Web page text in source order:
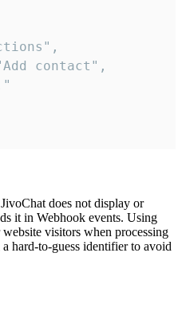
contact",
does not display or
it in Webhook events. Using
visitors when processing
hard-to-guess identifier to avoid